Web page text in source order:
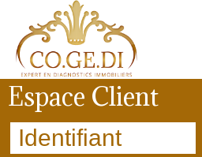
Espace Client